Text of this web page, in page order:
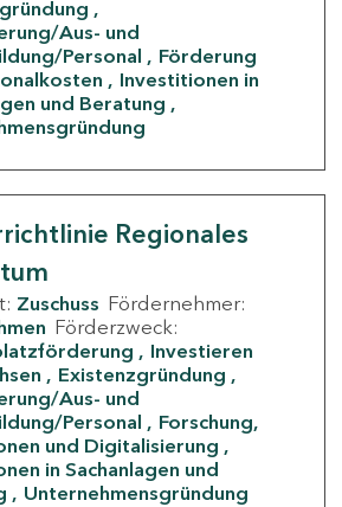
Aus- und
Personal
Förderung
Investitionen in
und Beratung
Regionales
Zuschuss Fördernehmer:
Förderzweck:
Investieren
Existenzgründung
Aus- und
Personal
Forschung,
und Digitalisierung
in Sachanlagen und
Unternehmensgründung